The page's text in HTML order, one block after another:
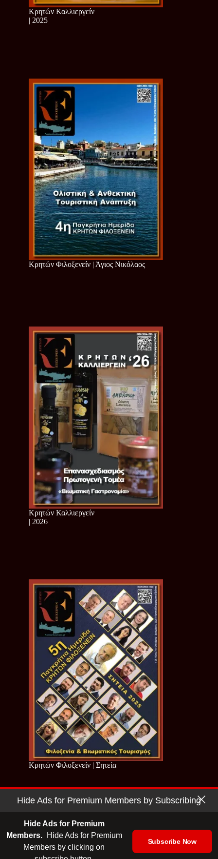
Κρητών Καλλιεργείν
| 2025
Κρητών Φιλοξενείν | Άγιος Νικόλαος
Κρητών Καλλιεργείν
| 2026
Κρητών Φιλοξενείν | Σητεία
Copyright © 2026 - Cretan Business | Κρητών Επιχειρείν
Hide Ads for Premium Members by Subscribing
Hide Ads for Premium
Members.
Hide Ads for Premium
Members by clicking on
Subscribe Now